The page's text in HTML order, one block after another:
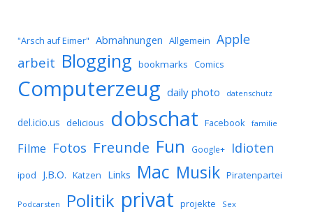
"Arsch auf Eimer" Abmahnungen Allgemein Apple
arbeit Blogging bookmarks Comics
Computerzeug daily photo datenschutz
del.icio.us delicious dobschat Facebook familie
Filme Fotos Freunde Fun Google+ Idioten
ipod J.B.O. Katzen Links Mac Musik Piratenpartei
Podcarsten Politik privat projekte Sex